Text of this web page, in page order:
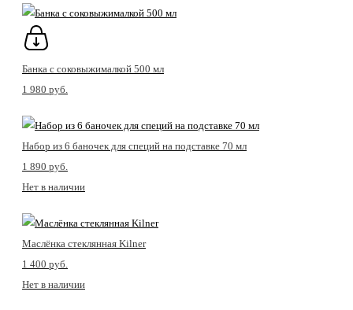
Банка с соковыжималкой 500 мл
1 980 pуб.
Набор из 6 баночек для специй на подставке 70 мл
1 890 pуб.
Нет в наличии
Маслёнка стеклянная Kilner
1 400 pуб.
Нет в наличии